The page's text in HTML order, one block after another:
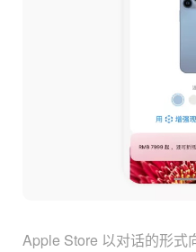
Apple Store 以对话的形式